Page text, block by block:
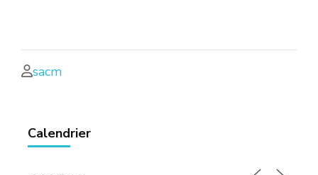
sacm
Calendrier